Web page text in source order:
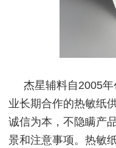
杰星辅料自2005
业长期合作的热敏纸
诚信为本，不隐瞒产
景和注意事项。热敏